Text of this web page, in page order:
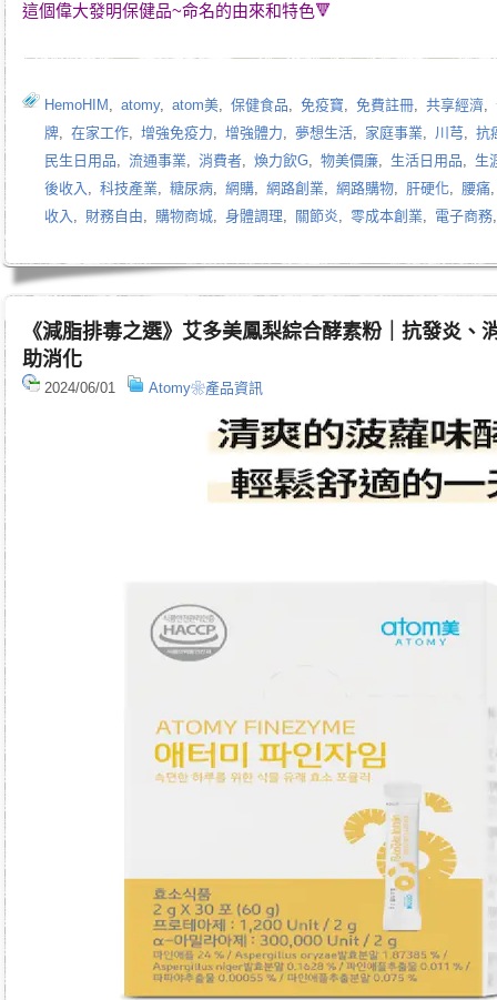
這個偉大發明保健品~命名的由來和特色🔻
HemoHIM , atomy, atom美, 保健食品, 免疫寶, 免費註冊, 共享經濟,
牌, 在家工作, 增強免疫力, 增強體力, 夢想生活, 家庭事業, 川芎, 抗
民生日用品, 流通事業, 消費者, 煥力飲G, 物美價廉, 生活日用品, 生
後收入 , 科技產業, 糖尿病, 網購, 網路創業, 網路購物, 肝硬化, 腰痛
收入 , 財務自由, 購物商城, 身體調理, 關節炎, 零成本創業, 電子商務
《減脂排毒之選》艾多美鳳梨綜合酵素粉｜抗發炎、
助消化
2024/06/01 Atomy❀產品資訊